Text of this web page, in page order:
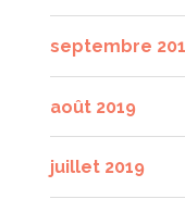
septembre
août 2019
juillet 2019